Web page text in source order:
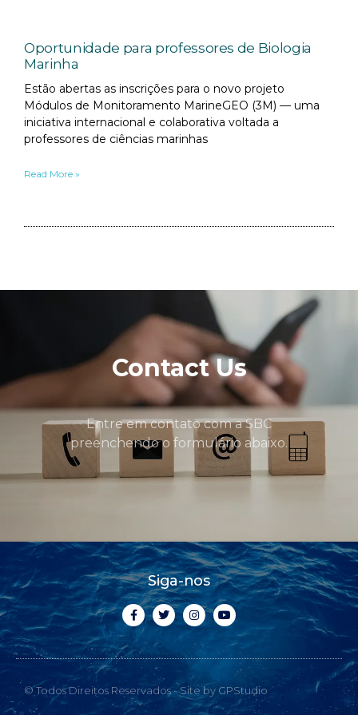
Oportunidade para professores de Biologia
Marinha
Estão abertas as inscrições para o novo projeto
Módulos de Monitoramento MarineGEO (3M) — uma
iniciativa internacional e colaborativa voltada a
professores de ciências marinhas
Read More »
Contact Us
Entre em contato com a SBC
preenchendo o formulário abaixo.
Siga-nos
© Todos Direitos Reservados - Site by GPStudio